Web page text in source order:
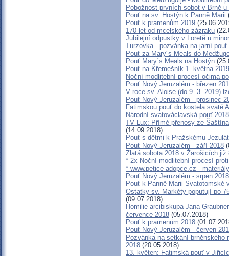
Pobožnost prvních sobot v Brně
Pouť na sv. Hostýn k Panně Marii
Pouť k pramenům 2019
170 let od mcelského zázraku
Jubilejní odpustky v Loretě u
Turzovka - pozvánka na jarní
Pouť za Mary´s Meals do
Pouť Mary´s Meals na Hostýn
Pouť na Křemešník 1. května 2019
Noční modlitební procesí očima
Pouť Nový Jeruzalém - březen
V roce sv. Aloise (do 9. 3. 2019)
Pouť Nový Jeruzalém - prosinec
Fatimskou pouť do kostela svaté
Národní svatováclavská pouť 2018
TV Lux: Přímé přenosy ze
(14.09.2018)
Pouť s dětmi k Pražskému
Pouť Nový Jeruzalém - září 2018
Zlatá sobota 2018 v Žarošicích již
* 2x Noční modlitební procesí
* www.petice-adopce.cz -
Pouť Nový Jeruzalém - srpen 2018
Pouť k Panně Marii Svatotomské
Ostatky sv. Markéty poputují po
(09.07.2018)
Homilie arcibiskupa Jana
července 2018 (05.07.2018)
Pouť k pramenům 2018
Pouť Nový Jeruzalém - červen
Pozvánka na setkání brněnského
2018 (20.05.2018)
13. květen: Fatimská pouť v